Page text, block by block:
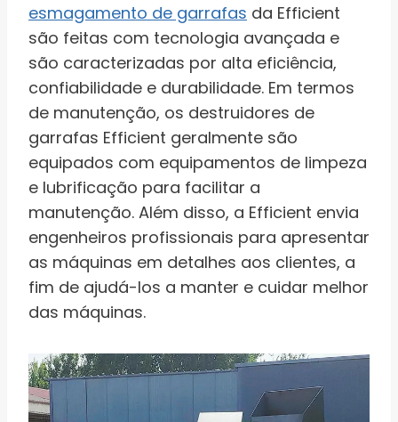
esmagamento de garrafas da Efficient
são feitas com tecnologia avançada e
são caracterizadas por alta eficiência,
confiabilidade e durabilidade. Em termos
de manutenção, os destruidores de
garrafas Efficient geralmente são
equipados com equipamentos de limpeza
e lubrificação para facilitar a
manutenção. Além disso, a Efficient envia
engenheiros profissionais para apresentar
as máquinas em detalhes aos clientes, a
fim de ajudá-los a manter e cuidar melhor
das máquinas.